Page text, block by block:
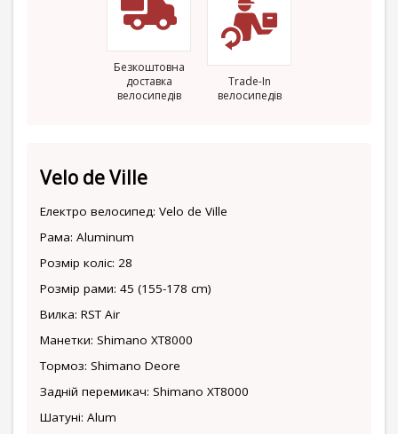
Безкоштовна
доставка
велосипедів
Trade-In
велосипедів
Velo de Ville
Електро велосипед: Velo de Ville
Рама: Aluminum
Розмір коліс: 28
Розмір рами: 45 (155-178 cm)
Вилка: RST Air
Манетки: Shimano XT8000
Тормоз: Shimano Deore
Задній перемикач: Shimano XT8000
Шатуні: Alum